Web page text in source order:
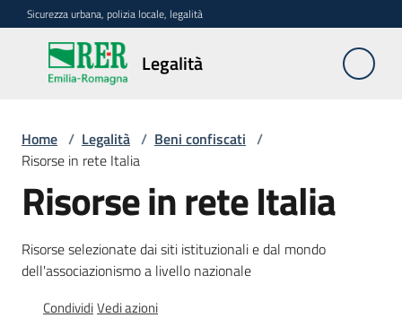
Vai al contenuto
Vai alla navigazione
Vai al footer
Sicurezza urbana, polizia locale, legalità
Legalità
Legalità
Politiche
e
analisi
Beni
Home / Legalità / Beni confiscati /
Risorse in rete Italia
Risorse in rete Italia
Risorse selezionate dai siti istituzionali e dal mondo
dell'associazionismo a livello nazionale
CondividiVedi azioni